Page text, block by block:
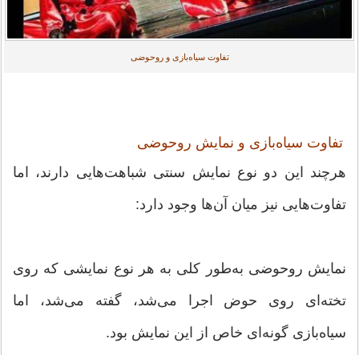
تفاوت سیاه‌بازی و روحوضی
تفاوت سیاه‌بازی و نمایش روحوضی
هرچند این دو نوع نمایش سنتی شباهت‌هایی دارند، اما
تفاوت‌هایی نیز میان آن‌ها وجود دارد:
نمایش روحوضی به‌طور کلی به هر نوع نمایشی که روی
تخته‌ای روی حوض اجرا می‌شد، گفته می‌شد، اما
سیاه‌بازی گونه‌ای خاص از این نمایش بود.